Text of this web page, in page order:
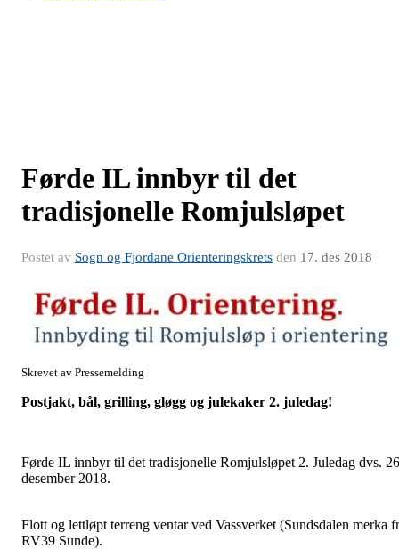
Førde IL innbyr til det
tradisjonelle Romjulsløpet
Postet av Sogn og Fjordane Orienteringskrets den 17. des 2018
Skrevet av Pressemelding
Postjakt, bål, grilling, gløgg og julekaker 2. juledag!
Førde IL innbyr til det tradisjonelle Romjulsløpet 2. Juledag dvs.
desember 2018.
Flott og lettløpt terreng ventar ved Vassverket (Sundsdalen merka
RV39 Sunde).